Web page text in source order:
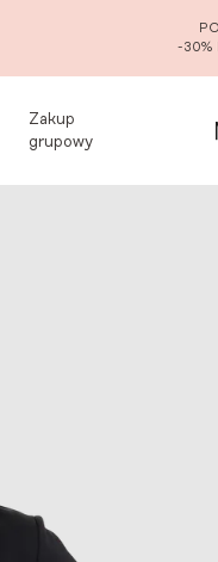
-30%
Zakup
grupowy